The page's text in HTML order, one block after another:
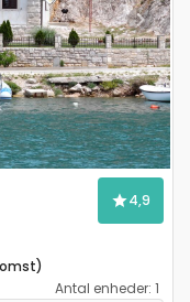
Next
4,9
Antal enheder: 1